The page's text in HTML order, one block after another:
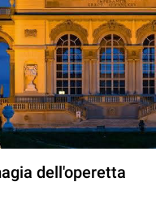
dell'operetta